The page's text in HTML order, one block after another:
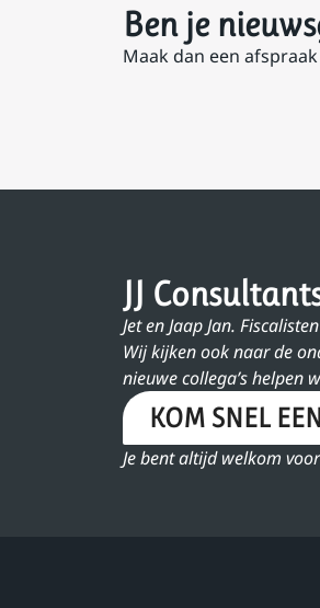
Ben je
Maak dan een afspraak
JJ
Jet en Jaap Jan.
Wij kijken ook naar de
nieuwe collega’s helpen
KOM SNEL
Je bent altijd welkom